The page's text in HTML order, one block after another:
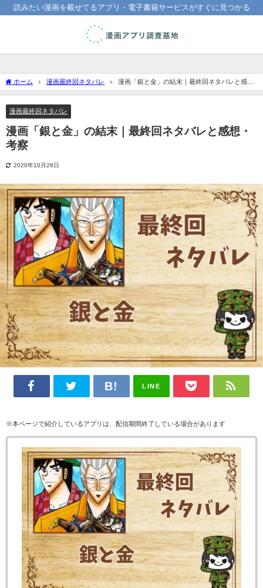
読みたい漫画を載せてるアプリ・電子書籍サービスがすぐに見つかる
ホーム 漫画最終回ネタバレ
漫画「銀と金」の結末｜最終回ネタバレと感
想・考察
漫画最終回ネタバレ
漫画「銀と金」の結末｜最終回ネタバレと感想・
考察
2020年10月28日
LINE
※本ページで紹介しているアプリは、配信期間終了している場合があります